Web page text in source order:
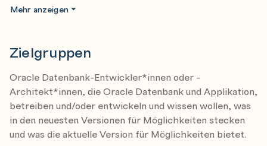
Private Temporary Tables
Statistik Verbesserungen in 19c
PL/SQL New Features
Macros
Länge von Identifiern
Qualified Expressions
Mehr anzeigen
Zielgruppen
Oracle Datenbank-Entwickler*innen oder -
Architekt*innen, die Oracle Datenbank und Applikation,
betreiben und/oder entwickeln und wissen wollen, was
in den neuesten Versionen für Möglichkeiten stecken
und was die aktuelle Version für Möglichkeiten bietet.